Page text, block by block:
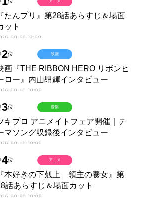
『たんプリ』第28話あらすじ＆場面
ット
08-08 12:00
2位
画『THE RIBBON HERO リボンヒ
ロー』内山昂輝インタビュー
08-08 18:00
映画
3位
キプロ アニメイトフェア開催｜テ
マソング収録後インタビュー
08-08 10:00
音楽
4位
『本好きの下剋上 領主の養女』第
話あらすじ＆場面カット
08-08 18:00
アニメ